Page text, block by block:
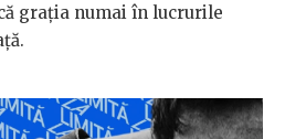
grația numai în lucrurile